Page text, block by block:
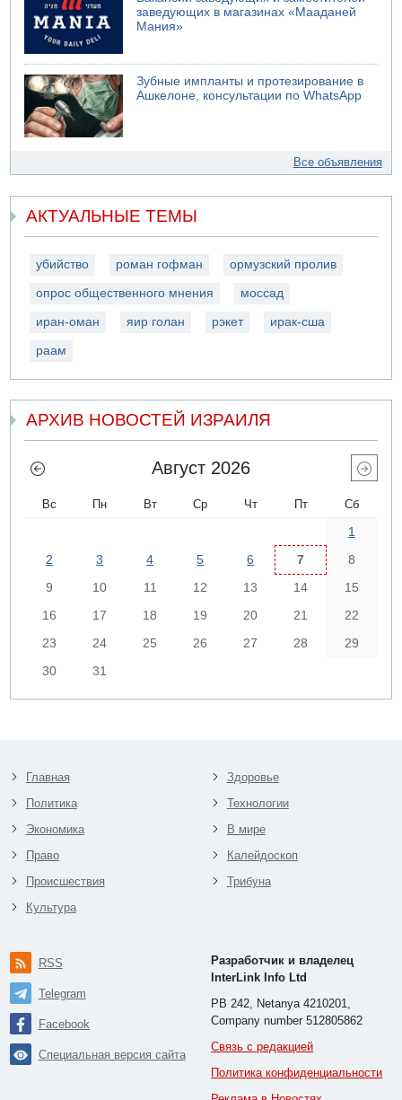
заведующих в магазинах «Мааданей
Мания»
Зубные импланты и протезирование в
Ашкелоне, консультации по WhatsApp
Все объявления
АКТУАЛЬНЫЕ ТЕМЫ
убийство роман гофман ормузский пролив
опрос общественного мнения моссад
иран-оман яир голан рэкет ирак-сша
раам
АРХИВ НОВОСТЕЙ ИЗРАИЛЯ
Август 2026
Вс Пн Вт Ср Чт Пт Сб
1
2
3 4 5 6 7
8
9
10 11 12 13 14
15
16
17 18 19 20 21
22
23
24 25 26 27 28
29
30
31
Главная
Политика
Экономика
Право
Происшествия
Культура
Здоровье
Технологии
В мире
Калейдоскоп
Трибуна
RSS
Telegram
Facebook
Специальная версия сайта
Разработчик и владелец
InterLink Info Ltd
PB 242, Netanya 4210201,
Company number 512805862
Связь с редакцией
Политика конфиденциальности